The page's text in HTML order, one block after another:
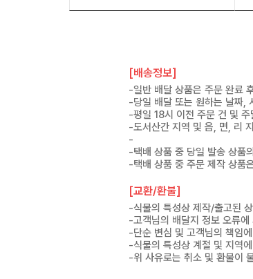
[배송정보]
-일반 배달 상품은 주문 완료
-당일 배달 또는 원하는 날짜,
-평일 18시 이전 주문 건 및
-도서산간 지역 및 읍, 면, 리
-
-택배 상품 중 당일 발송 상품
-택배 상품 중 주문 제작 상품
[교환/환불]
-식물의 특성상 제작/출고된
-고객님의 배달지 정보 오류
-단순 변심 및 고객님의 책임
-식물의 특성상 계절 및 지역
-위 사유로는 취소 및 환불이